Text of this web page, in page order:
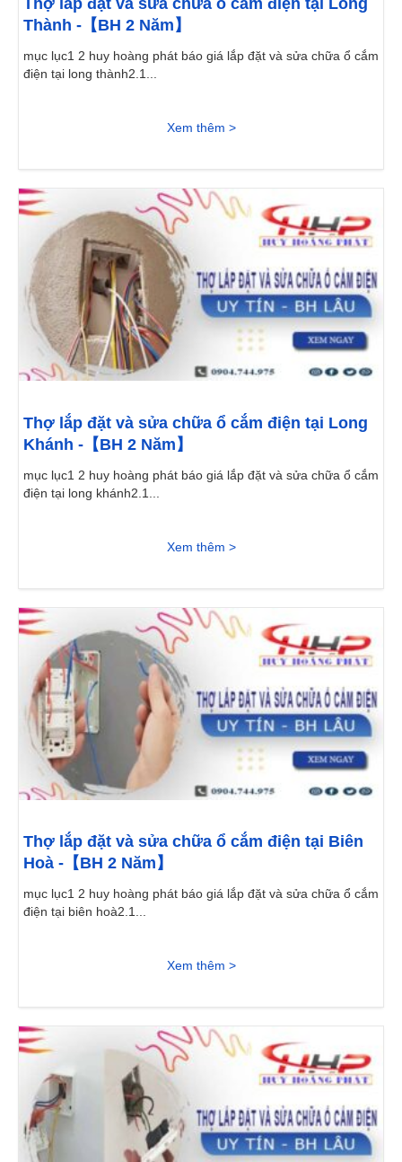
Thợ lắp đặt và sửa chữa ổ cắm điện tại Long
Thành -【BH 2 Năm】
mục lục1 2 huy hoàng phát báo giá lắp đặt và sửa chữa ổ cắm
điện tại long thành2.1...
Xem thêm >
Thợ lắp đặt và sửa chữa ổ cắm điện tại Long
Khánh -【BH 2 Năm】
mục lục1 2 huy hoàng phát báo giá lắp đặt và sửa chữa ổ cắm
điện tại long khánh2.1...
Xem thêm >
Thợ lắp đặt và sửa chữa ổ cắm điện tại Biên
Hoà -【BH 2 Năm】
mục lục1 2 huy hoàng phát báo giá lắp đặt và sửa chữa ổ cắm
điện tại biên hoà2.1...
Xem thêm >